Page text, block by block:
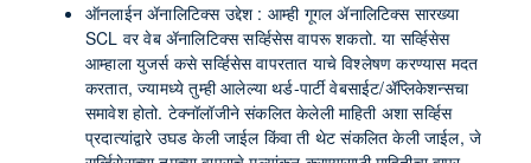
ऑनलाईन ॲनालिटिक्स उद्देश : आम्ही गूगल ॲनालिटिक्स सारख्या
SCL वर वेब ॲनालिटिक्स सर्व्हिसेस वापरू शकतो. या सर्व्हिसेस
आम्हाला युजर्स कसे सर्व्हिसेस वापरतात याचे विश्लेषण करण्यास मदत
करतात, ज्यामध्ये तुम्ही आलेल्या थर्ड-पार्टी वेबसाईट/ॲप्लिकेशन्सचा
समावेश होतो. टेक्नॉलॉजीने संकलित केलेली माहिती अशा सर्व्हिस
प्रदात्यांद्वारे उघड केली जाईल किंवा ती थेट संकलित केली जाईल, जे